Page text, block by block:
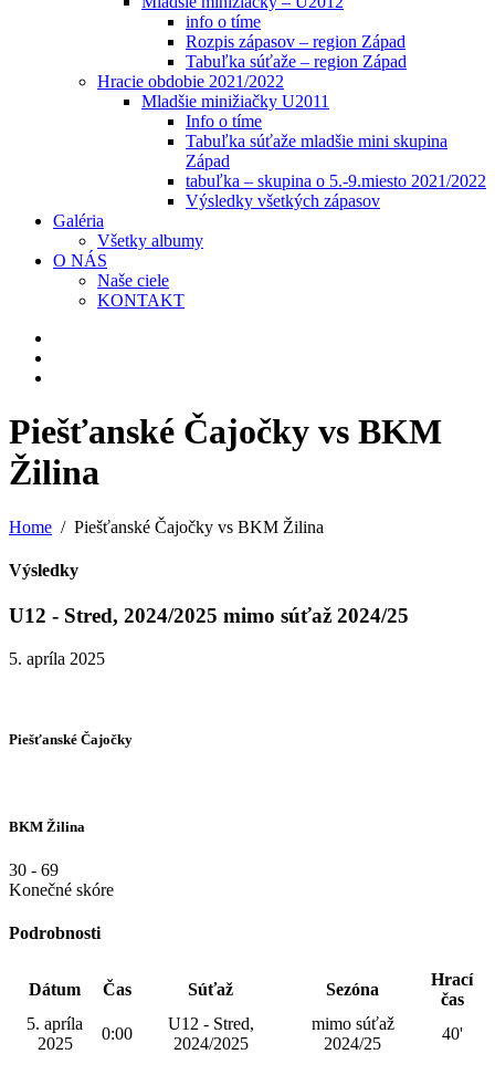
info o tíme
Rozpis zápasov – region Západ
Tabuľka súťaže – region Západ
Hracie obdobie 2021/2022
Mladšie minižiačky U2011
Info o tíme
Tabuľka súťaže mladšie mini skupina
Západ
tabuľka – skupina o 5.-9.miesto 2021/2022
Výsledky všetkých zápasov
Galéria
Všetky albumy
O NÁS
Naše ciele
KONTAKT
Piešťanské Čajočky vs BKM
Žilina
Home Piešťanské Čajočky vs BKM Žilina
Výsledky
U12 - Stred, 2024/2025 mimo súťaž 2024/25
5. apríla 2025
Piešťanské Čajočky
BKM Žilina
30 - 69
Konečné skóre
Podrobnosti
Dátum Čas Súťaž Sezóna
Hrací
čas
5. apríla
2025
0:00
U12 - Stred,
2024/2025
mimo súťaž
2024/25
40'